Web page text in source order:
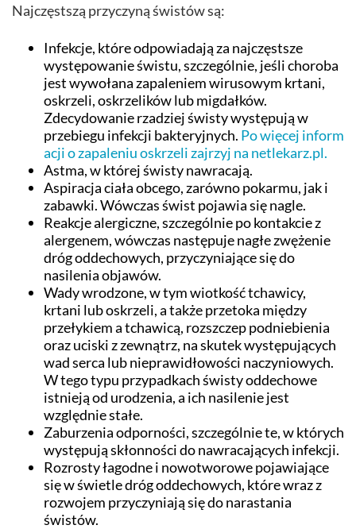
Najczęstszą przyczyną świstów są:
Infekcje, które odpowiadają za najczęstsze
występowanie świstu, szczególnie, jeśli choroba
jest wywołana zapaleniem wirusowym krtani,
oskrzeli, oskrzelików lub migdałków.
Zdecydowanie rzadziej świsty występują w
przebiegu infekcji bakteryjnych. Po więcej inform
acji o zapaleniu oskrzeli zajrzyj na netlekarz.pl.
Astma, w której świsty nawracają.
Aspiracja ciała obcego, zarówno pokarmu, jak i
zabawki. Wówczas świst pojawia się nagle.
Reakcje alergiczne, szczególnie po kontakcie z
alergenem, wówczas następuje nagłe zwężenie
dróg oddechowych, przyczyniające się do
nasilenia objawów.
Wady wrodzone, w tym wiotkość tchawicy,
krtani lub oskrzeli, a także przetoka między
przełykiem a tchawicą, rozszczep podniebienia
oraz uciski z zewnątrz, na skutek występujących
wad serca lub nieprawidłowości naczyniowych.
W tego typu przypadkach świsty oddechowe
istnieją od urodzenia, a ich nasilenie jest
względnie stałe.
Zaburzenia odporności, szczególnie te, w których
występują skłonności do nawracających infekcji.
Rozrosty łagodne i nowotworowe pojawiające
się w świetle dróg oddechowych, które wraz z
rozwojem przyczyniają się do narastania
świstów.